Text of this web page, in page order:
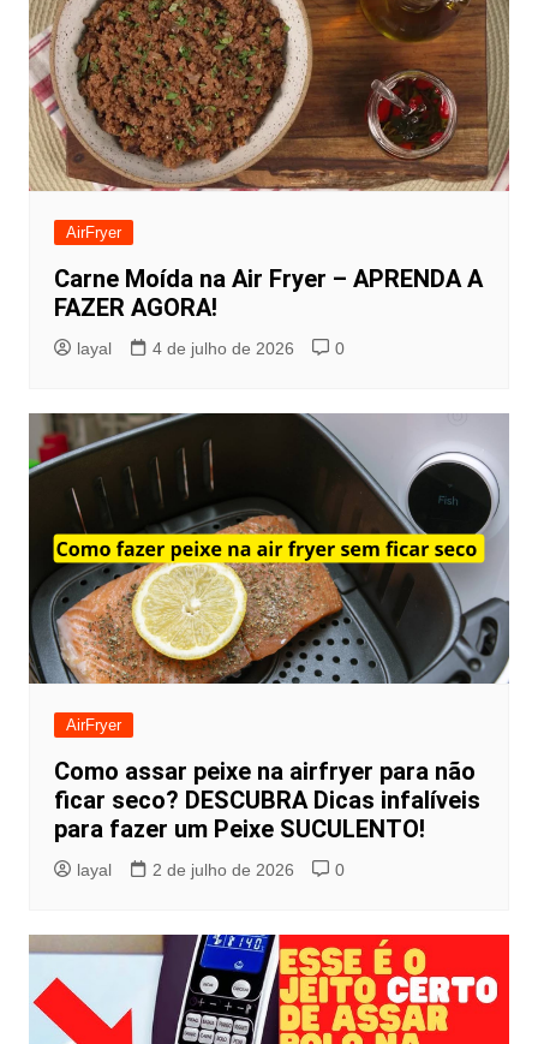
AirFryer
Carne Moída na Air Fryer – APRENDA A
FAZER AGORA!
layal 4 de julho de 2026 0
AirFryer
Como assar peixe na airfryer para não
ficar seco? DESCUBRA Dicas infalíveis
para fazer um Peixe SUCULENTO!
layal 2 de julho de 2026 0